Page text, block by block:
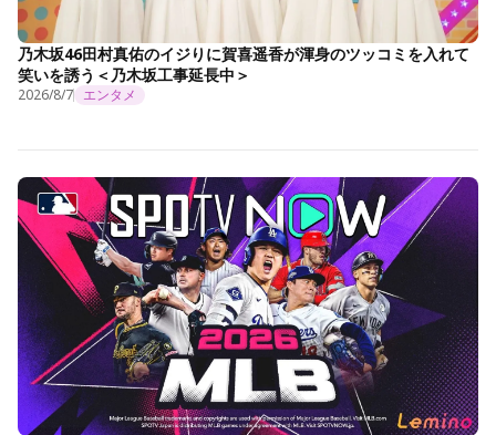
乃木坂46田村真佑のイジりに賀喜遥香が渾身のツッコミを入れて
笑いを誘う＜乃木坂工事延長中＞
2026/8/7 エンタメ